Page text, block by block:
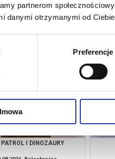
partnerom
danymi otrzymanymi od
Preferencje
WYSCHNIĘCI
kup bilet
PATROL I DINOZAURY